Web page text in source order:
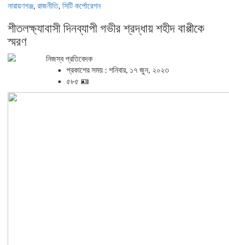
নারায়ণগঞ্জ, রাজনীতি, সিটি কর্পোরেশন
শীতলক্ষ্যাবাসী দিনব্যাপী গভীর শ্রদ্ধায় শহীদ বাপ্পীকে
স্মরণ
নিজস্ব প্রতিবেদক
প্রকাশের সময় : শনিবার, ১৭ জুন, ২০২৩
৫৮৫ 🪪